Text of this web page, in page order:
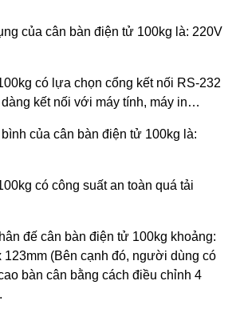
của cân bàn điện tử 100kg là: 220V
có lựa chọn cổng kết nối RS-232
kết nối với máy tính, máy in…
của cân bàn điện tử 100kg là:
có công suất an toàn quá tải
đế cân bàn điện tử 100kg khoảng:
123mm (Bên cạnh đó, người dùng có
bàn cân bằng cách điều chỉnh 4